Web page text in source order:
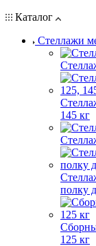
Каталог
Стеллажи
145 кг
полку
125 кг